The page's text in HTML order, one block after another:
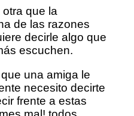
que la
de las razones
decirle algo que
escuchen.
una amiga le
necesito decirte
frente a estas